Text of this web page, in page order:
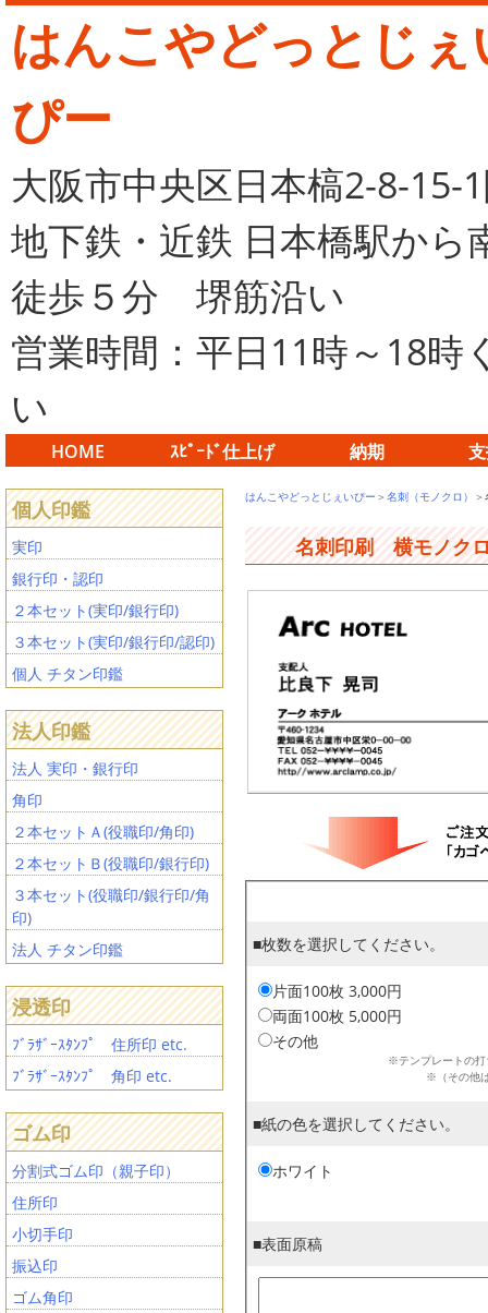
はんこやどっとじぇ
ぴー
大阪市中央区日本槁2-8-15-
地下鉄・近鉄 日本橋駅から
徒歩５分 堺筋沿い
営業時間：平日11時～18時
い
HOME ｽﾋﾟｰﾄﾞ仕上げ 納期
はんこやどっとじぇいぴー ＞名刺（モノクロ） ＞
名刺印刷 横モノク
■枚数を選択してください。
片面100枚 3,000円
両面100枚 5,000円
その他
※テンプレートの打
※（その他
■紙の色を選択してください。
ホワイト
■表面原稿
個人印鑑
実印
銀行印・認印
２本セット(実印/銀行印)
３本セット(実印/銀行印/認印)
個人 チタン印鑑
法人印鑑
法人 実印・銀行印
角印
２本セットＡ(役職印/角印)
２本セットＢ(役職印/銀行印)
３本セット(役職印/銀行印/角
印)
法人 チタン印鑑
浸透印
ﾌﾞﾗｻﾞｰｽﾀﾝﾌﾟ 住所印 etc.
ﾌﾞﾗｻﾞｰｽﾀﾝﾌﾟ 角印 etc.
ゴム印
分割式ゴム印（親子印）
住所印
小切手印
振込印
ゴム角印